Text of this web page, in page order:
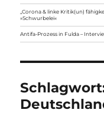
„Corona & linke Kritik(un)
»Schwurbelei«
Antifa-Prozess in Fulda –